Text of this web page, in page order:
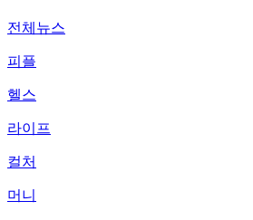
전체뉴스
피플
헬스
라이프
컬처
머니